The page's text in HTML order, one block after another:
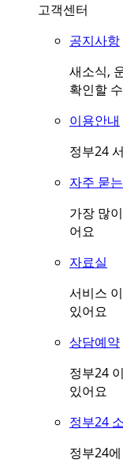
고객센터
공지사항
새소식,
확인할
이용안내
정부24
자주 묻
가장 많
어요
자료실
서비스
있어요
상담예약
정부24
있어요
정부24
정부24